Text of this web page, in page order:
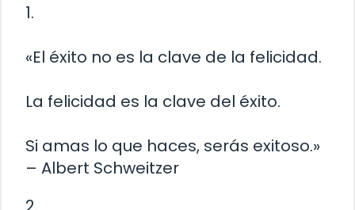
1.
«El éxito no es la clave de la felicidad.
La felicidad es la clave del éxito.
Si amas lo que haces, serás exitoso.»
– Albert Schweitzer